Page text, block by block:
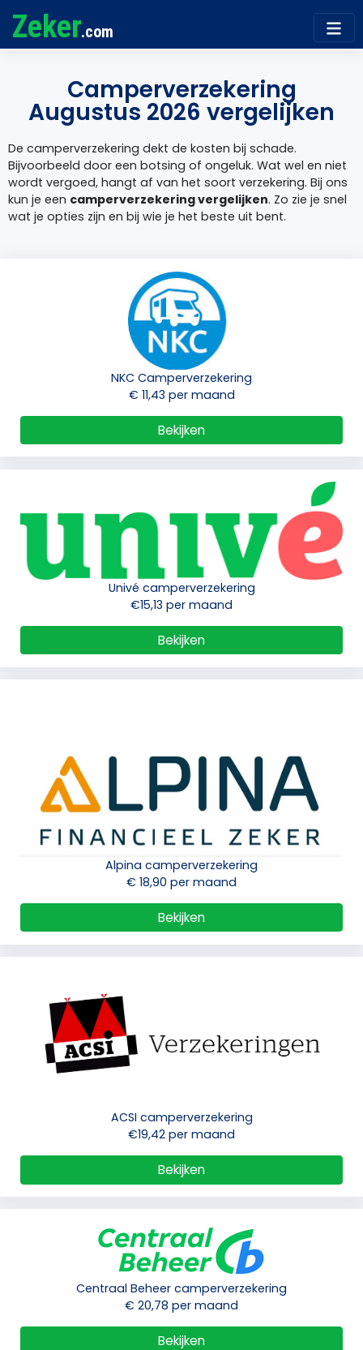
Zeker.com
Camperverzekering
Augustus 2026 vergelijken
De camperverzekering dekt de kosten bij schade.
Bijvoorbeeld door een botsing of ongeluk. Wat wel en niet
wordt vergoed, hangt af van het soort verzekering. Bij ons
kun je een camperverzekering vergelijken. Zo zie je snel
wat je opties zijn en bij wie je het beste uit bent.
NKC Camperverzekering
€ 11,43 per maand
Bekijken
Univé camperverzekering
€15,13 per maand
Bekijken
Alpina camperverzekering
€ 18,90 per maand
Bekijken
ACSI camperverzekering
€19,42 per maand
Bekijken
Centraal Beheer camperverzekering
€ 20,78 per maand
Bekijken